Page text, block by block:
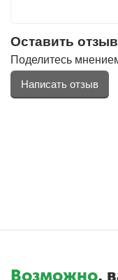
Оставить
Поделитесь
Написать отзыв
Возможно,